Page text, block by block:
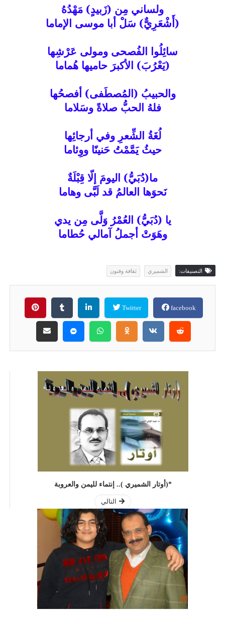
ولساني مِن (زَبيدٍ) مَهْدُهُ
(أَشْعَرِيٌّ) سَلْ أبا موسى الإماما
سائِلُوا الفُصحى ومولى عَرْشِها
(يَعْرُبَ) الأكبرَ حاميها هُماما
والحبيبُ (المُصطَفى) أفصحُها
فلهُ الحبُّ صلاةً وسَلاما
لُغَةُ الشِّعرِ وفي أرجائِها
حيثُ يَمَّمْتُ حَنينًا ووِئاما
ما(دُبَيُّ) اليومَ إلّا قِبْلَةٌ
نَحوَها العالمُ قد لَبَّى وهاما
يا (دُبَيُّ) العُمْرُ وَلَّى مِن يدي
وهَوَتْ أجملُ آمالي حُطاما
التصنيفات: الشميري ثقافة وفنون
facebook
Twitter
*(أوتار الشميري ).. إنتماء لليمن والعروبة
التالي